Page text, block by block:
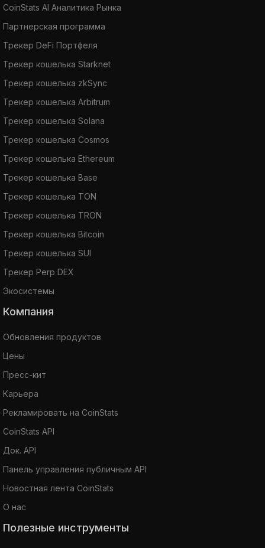
CoinStats AI Аналитика Рынка
Партнерская программа
Трекер DeFi Портфеля
Трекер кошелька Starknet
Трекер кошелька zkSync
Трекер кошелька Arbitrum
Трекер кошелька Solana
Трекер кошелька Cosmos
Трекер кошелька Ethereum
Трекер кошелька Base
Трекер кошелька TON
Трекер кошелька TRON
Трекер кошелька Bitcoin
Трекер кошелька SUI
Трекер Perp DEX
Экосистемы
Компания
Обновления продуктов
Цены
Пресс-кит
Карьера
Рекламировать на CoinStats
CoinStats API
Док. API
Панель управления публичным API
Новостная лента CoinStats
О нас
Полезные инструменты